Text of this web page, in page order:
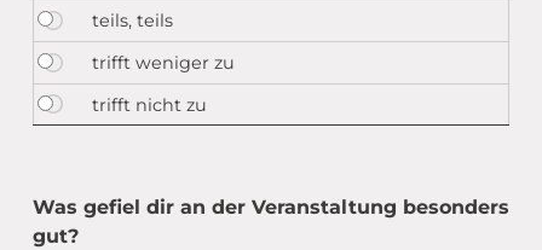
Was gefiel dir an der Veranstaltung besonders
gut?